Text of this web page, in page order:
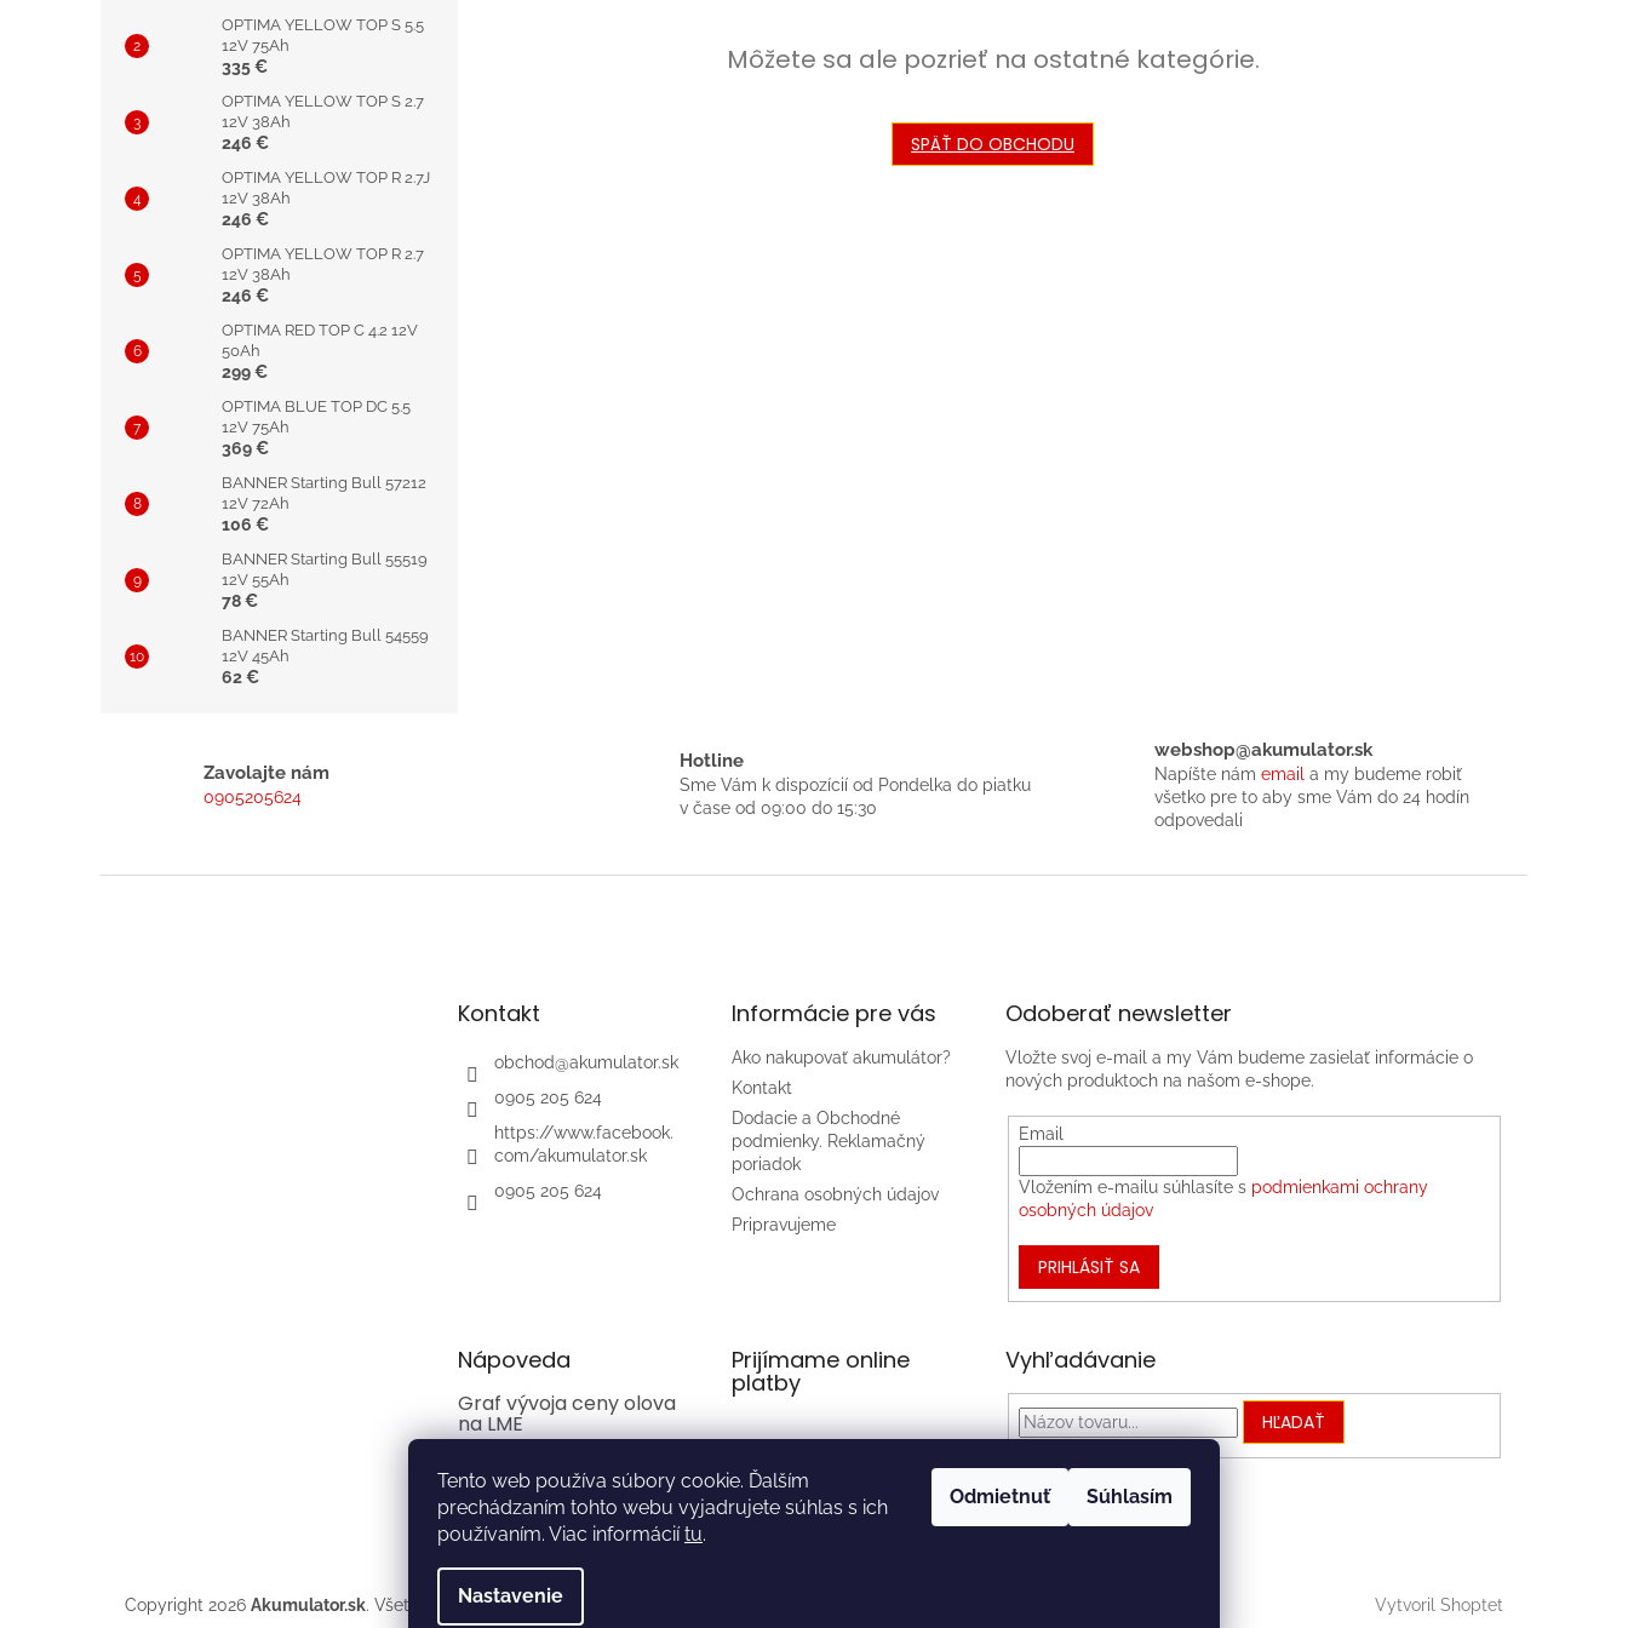
Tento web používa súbory cookie. Ďalším
prechádzaním tohto webu vyjadrujete súhlas s ich
používaním. Viac informáciítu.
Nastavenie
Odmietnuť Súhlasím
OPTIMA YELLOW TOP S 5.5
12V 75Ah
335 €
OPTIMA YELLOW TOP S 2.7
12V 38Ah
246 €
OPTIMA YELLOW TOP R 2.7J
12V 38Ah
246 €
OPTIMA YELLOW TOP R 2.7
12V 38Ah
246 €
OPTIMA RED TOP C 4.2 12V
50Ah
299 €
OPTIMA BLUE TOP DC 5.5
12V 75Ah
369 €
BANNER Starting Bull 57212
12V 72Ah
106 €
BANNER Starting Bull 55519
12V 55Ah
78 €
BANNER Starting Bull 54559
12V 45Ah
62 €
Môžete sa ale pozrieť na ostatné kategórie.
SPÄŤ DO OBCHODU
Zavolajte nám
0905205624
Hotline
Sme Vám k dispozícií od Pondelka do piatku
v čase od 09:00 do 15:30
webshop@akumulator.sk
Napíšte námemail a my budeme robiť
všetko pre to aby sme Vám do 24 hodín
odpovedali
Kontakt
obchod@akumulator.sk
0905 205 624
https://www.facebook.
com/akumulator.sk
0905 205 624
Informácie pre vás
Ako nakupovať akumulátor?
Kontakt
Dodacie a Obchodné
podmienky. Reklamačný
poriadok
Ochrana osobných údajov
Pripravujeme
Odoberať newsletter
Vložte svoj e-mail a my Vám budeme zasielať informácie o
nových produktoch na našom e-shope.
Email
Vložením e-mailu súhlasíte s podmienkami ochrany
osobných údajov
PRIHLÁSIŤ SA
Nápoveda
Graf vývoja ceny olova
na LME
Hot-line
Manuály k stiahnutiu
Prijímame online
platby
Vyhľadávanie
HĽADAŤ
Vytvoril Shoptet
Copyright 2026 Akumulator.sk. Všetky práva vyhradené.